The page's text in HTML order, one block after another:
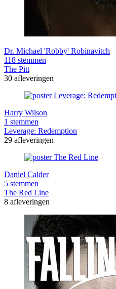
Dr. Michael 'Robby' Robinavitch
118 stemmen
The Pitt
30 afleveringen
Harry Wilson
1 stemmen
Leverage: Redemption
29 afleveringen
Daniel Calder
5 stemmen
The Red Line
8 afleveringen